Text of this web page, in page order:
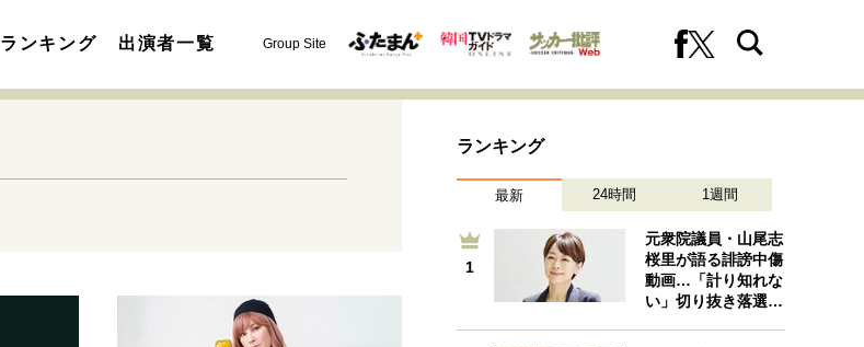
ランキング 出演者一覧 Group Site
決断の裏側 挫折からの再起 未知への挑戦
プロフェッショナルの矜持
10代の挫折と原点
ランキング
最新 24時間 1週間
1
元衆院議員・山尾志
桜里が語る誹謗中傷
動画…「計り知れな
い」切り抜き落選…